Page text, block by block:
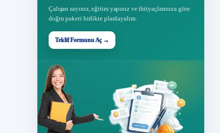
Çalışan sayınız, eğitim yapınız ve ihtiyaçlarınıza göre
doğru paketi birlikte planlayalım.
Teklif Formunu Aç →